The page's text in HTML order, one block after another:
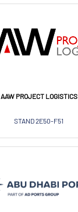
AAW PROJECT LOGISTICS
STAND 2E50-F51